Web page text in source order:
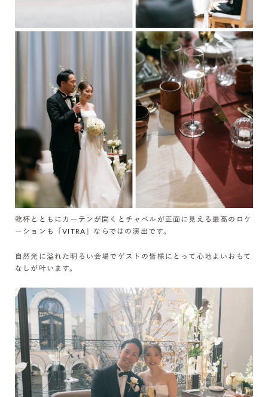
乾杯とともにカーテンが開くとチャペルが正面に見える最高のロケ
ーションも「VITRA」ならではの演出です。
自然光に溢れた明るい会場でゲストの皆様にとって心地よいおもて
なしが叶います。